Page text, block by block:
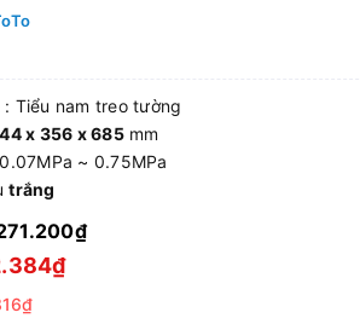
: Tiểu nam treo tường
x 356 x 685mm
~ 0.75MPa
trắng